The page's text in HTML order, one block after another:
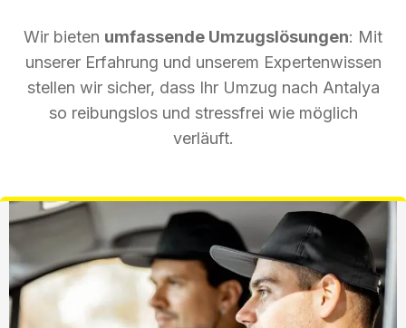
Wir bieten umfassende Umzugslösungen: Mit
unserer Erfahrung und unserem Expertenwissen
stellen wir sicher, dass Ihr Umzug nach Antalya
so reibungslos und stressfrei wie möglich
verläuft.